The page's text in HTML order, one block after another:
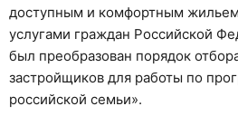
Рассказать новость
доступным и комфортным
услугами граждан Российской
был преобразован порядок
застройщиков для работы по
российской семьи».